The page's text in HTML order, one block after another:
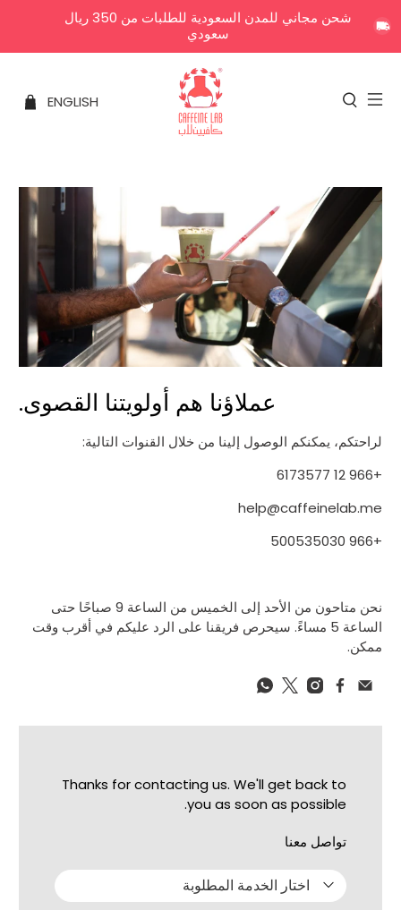
شحن مجاني للمدن السعودية للطلبات من 350 ريال
سعودي
ENGLISH
عملاؤنا هم أولويتنا القصوى.
لراحتكم، يمكنكم الوصول إلينا من خلال القنوات التالية:
+966 12 6173577
help@caffeinelab.me
+966 500535030
نحن متاحون من الأحد إلى الخميس من الساعة 9 صباحًا حتى
الساعة 5 مساءً. سيحرص فريقنا على الرد عليكم في أقرب وقت
ممكن.
Thanks for contacting us. We'll get back to
you as soon as possible.
تواصل معنا
اختار الخدمة المطلوبة